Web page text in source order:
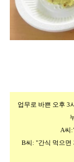
업무로 바쁜 오후 3
A씨